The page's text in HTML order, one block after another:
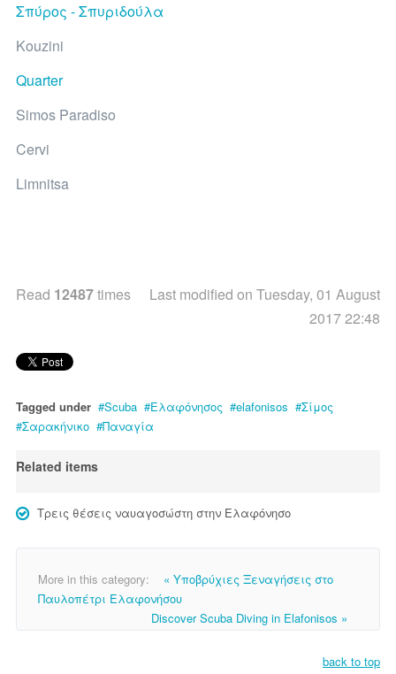
Σπύρος - Σπυριδούλα
Kouzini
Quarter
Simos Paradiso
Cervi
Limnitsa
Read 12487times
Last modified on Tuesday, 01 August
2017 22:48
Tagged under Scuba Ελαφόνησος elafonisos
Σίμος
Σαρακήνικο
Παναγία
Related items
Τρεις θέσεις ναυαγοσώστη στην Ελαφόνησο
More in this category:
« Υποβρύχιες Ξεναγήσεις στο
Παυλοπέτρι Ελαφονήσου
Discover Scuba Diving in Elafonisos »
back to top